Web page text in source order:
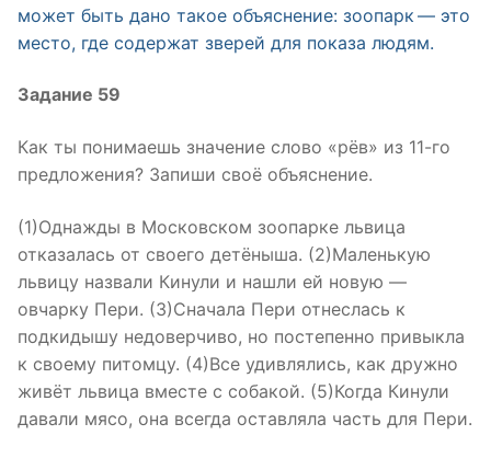
может быть дано такое объяснение: зоопарк — это
место, где содержат зверей для показа людям.
Задание 59
Как ты понимаешь значение слово «рёв» из 11-го
предложения? Запиши своё объяснение.
(1)Однажды в Московском зоопарке львица
отказалась от своего детёныша. (2)Маленькую
львицу назвали Кинули и нашли ей новую —
овчарку Пери. (3)Сначала Пери отнеслась к
подкидышу недоверчиво, но постепенно привыкла
к своему питомцу. (4)Все удивлялись, как дружно
живёт львица вместе с собакой. (5)Когда Кинули
давали мясо, она всегда оставляла часть для Пери.